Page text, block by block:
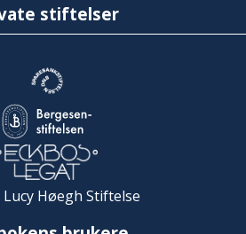
stiftelser
Høegh Stiftelse